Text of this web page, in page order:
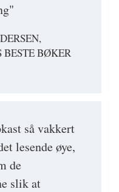
BESTE BØKER
så vakkert
lesende øye,
de
slik at